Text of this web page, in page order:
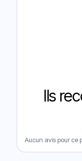
Ils
Aucun avis pour ce